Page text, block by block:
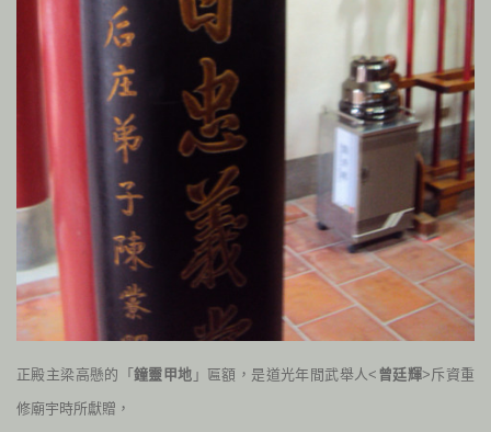
正殿主梁高懸的「鐘靈甲地 」匾額， 是道光年間武舉人< 曾廷輝>斥資重
修廟宇時所獻贈，